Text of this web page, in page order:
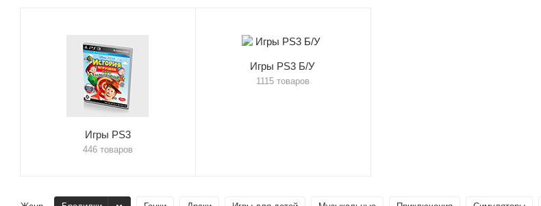
Игры PS3
446 товаров
Игры PS3 Б/У
1115 товаров